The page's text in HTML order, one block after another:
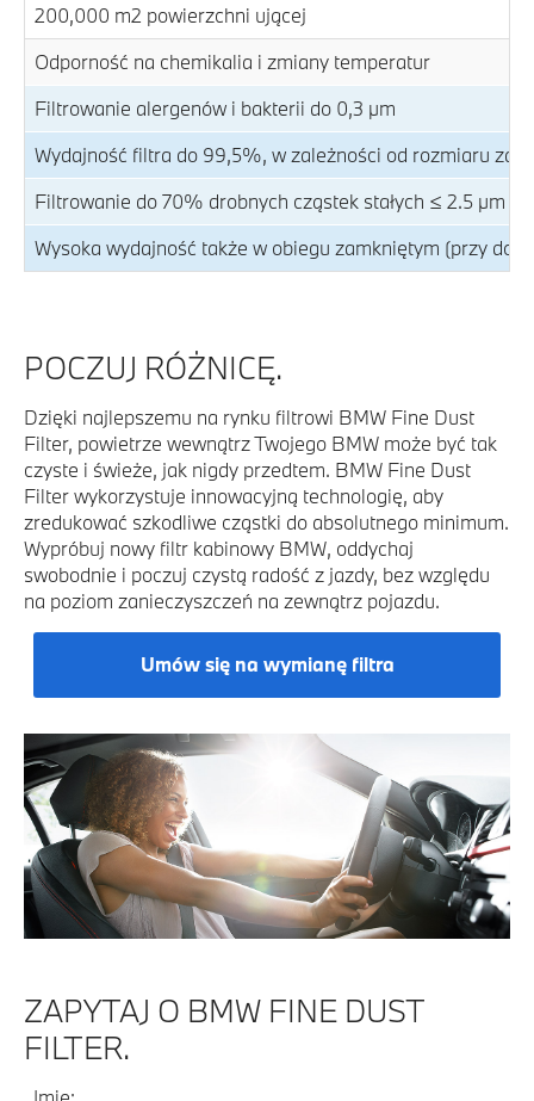
200,000 m2 powierzchni ującej
Odporność na chemikalia i zmiany temperatur
Filtrowanie alergenów i bakterii do 0,3 μm
Wydajność filtra do 99,5%, w zależności od rozmiaru
Filtrowanie do 70% drobnych cząstek stałych ≤ 2.5 μm w
Wysoka wydajność także w obiegu zamkniętym (przy
POCZUJ RÓŻNICĘ.
Dzięki najlepszemu na rynku filtrowi BMW Fine Dust
Filter, powietrze wewnątrz Twojego BMW może być tak
czyste i świeże, jak nigdy przedtem. BMW Fine Dust
Filter wykorzystuje innowacyjną technologię, aby
zredukować szkodliwe cząstki do absolutnego minimum.
Wypróbuj nowy filtr kabinowy BMW, oddychaj
swobodnie i poczuj czystą radość z jazdy, bez względu
na poziom zanieczyszczeń na zewnątrz pojazdu.
Umów się na wymianę filtra
ZAPYTAJ O BMW FINE DUST
FILTER.